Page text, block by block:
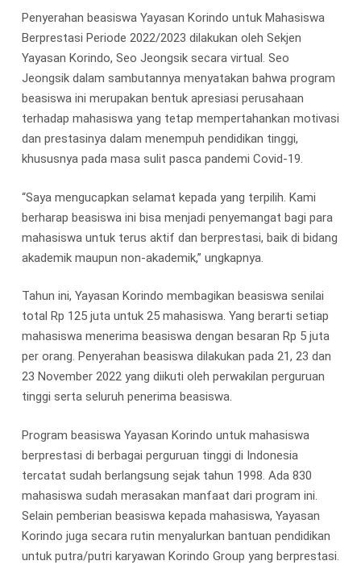
Penyerahan beasiswa Yayasan Korindo untuk Mahasiswa
Berprestasi Periode 2022/2023 dilakukan oleh Sekjen
Yayasan Korindo, Seo Jeongsik secara virtual. Seo
Jeongsik dalam sambutannya menyatakan bahwa program
beasiswa ini merupakan bentuk apresiasi perusahaan
terhadap mahasiswa yang tetap mempertahankan motivasi
dan prestasinya dalam menempuh pendidikan tinggi,
khususnya pada masa sulit pasca pandemi Covid-19.
“Saya mengucapkan selamat kepada yang terpilih. Kami
berharap beasiswa ini bisa menjadi penyemangat bagi para
mahasiswa untuk terus aktif dan berprestasi, baik di bidang
akademik maupun non-akademik,” ungkapnya.
Tahun ini, Yayasan Korindo membagikan beasiswa senilai
total Rp 125 juta untuk 25 mahasiswa. Yang berarti setiap
mahasiswa menerima beasiswa dengan besaran Rp 5 juta
per orang. Penyerahan beasiswa dilakukan pada 21, 23 dan
23 November 2022 yang diikuti oleh perwakilan perguruan
tinggi serta seluruh penerima beasiswa.
Program beasiswa Yayasan Korindo untuk mahasiswa
berprestasi di berbagai perguruan tinggi di Indonesia
tercatat sudah berlangsung sejak tahun 1998. Ada 830
mahasiswa sudah merasakan manfaat dari program ini.
Selain pemberian beasiswa kepada mahasiswa, Yayasan
Korindo juga secara rutin menyalurkan bantuan pendidikan
untuk putra/putri karyawan Korindo Group yang berprestasi.